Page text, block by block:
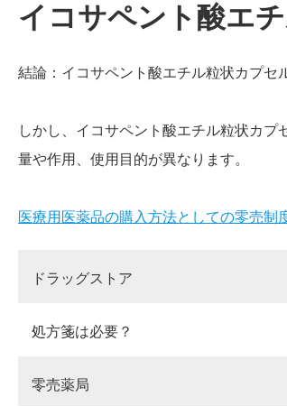
イコサペント酸エ
結論：イコサペント酸エチル粒状カプセ
しかし、イコサペント酸エチル粒状カ
量や作用、使用目的が異なります。
医療用医薬品の購入方法としての零売制
ドラッグストア
処方箋は必要？
零売薬局